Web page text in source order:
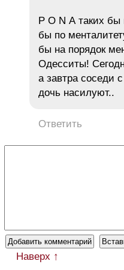
P O N A таких
бы по
бы на порядок
Одесситы!
а завтра соседи
дочь насилуют..
Ответить
Наверх ↑